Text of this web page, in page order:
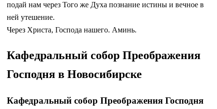
подай нам через Того же Духа познание истины и вечное в
ней утешение.
Через Христа, Господа нашего. Аминь.
Кафедральный собор Преображения
Господня в Новосибирске
Кафедральный собор Преображения Господня